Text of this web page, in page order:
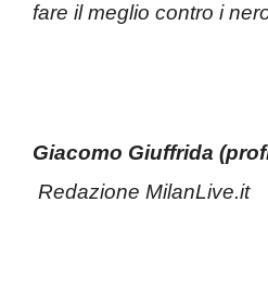
fare il meglio contro i
Giacomo Giuffrida
Redazione MilanLive.it